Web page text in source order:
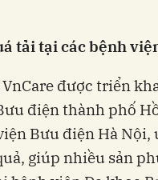
tải tại các bệnh
được triển
điện thành phố
Bưu điện Hà Nội,
giúp nhiều sản